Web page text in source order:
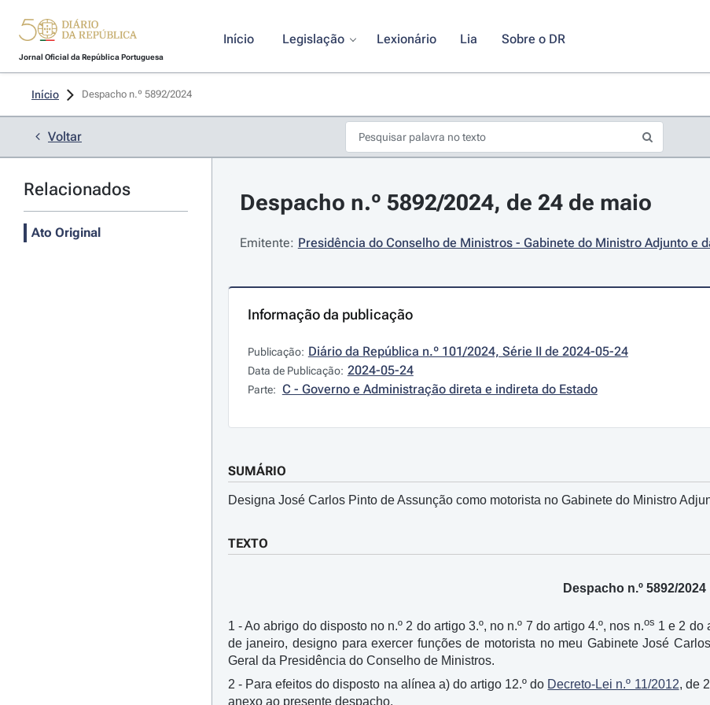
Jornal Oficial da República Portuguesa
Início Legislação Lexionário Lia Sobre o DR
Início Despacho n.º 5892/2024
Voltar
Relacionados
Ato Original
Despacho n.º 5892/2024, de 24 de maio
Emitente: Presidência do Conselho de Ministros - Gabinete do Ministro Adjunto e
Informação da publicação
Publicação: Diário da República n.º 101/2024, Série II de 2024-05-24
Data de Publicação: 2024-05-24
Parte: C - Governo e Administração direta e indireta do Estado
SUMÁRIO
Designa José Carlos Pinto de Assunção como motorista no Gabinete do Ministro
TEXTO
Despacho n.º 5892/2024
1 - Ao abrigo do disposto no n.º 2 do artigo 3.º, no n.º 7 do artigo 4.º, nos n.os 1 e 2 do
de janeiro, designo para exercer funções de motorista no meu Gabinete José
Geral da Presidência do Conselho de Ministros.
2 - Para efeitos do disposto na alínea a) do artigo 12.º do Decreto-Lei n.º 11/2012, de
anexo ao presente despacho.